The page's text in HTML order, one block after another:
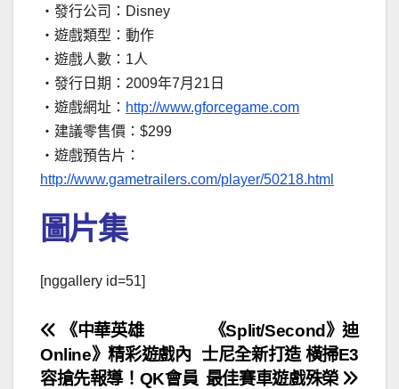
‧發行公司：Disney
‧遊戲類型：動作
‧遊戲人數：1人
‧發行日期：2009年7月21日
‧遊戲網址： http://www.gforcegame.com
‧建議零售價：$299
‧遊戲預告片：
http://www.gametrailers.com/player/50218.html
圖片集
[nggallery id=51]
文
章
《Split/Second》迪
士尼全新打造 橫掃E3
最佳賽車遊戲殊榮
《中華英雄
Online》精彩遊戲內
容搶先報導！QK會員